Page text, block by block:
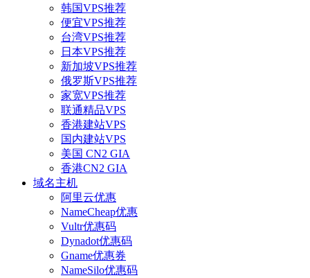
韩国VPS推荐
便宜VPS推荐
台湾VPS推荐
日本VPS推荐
新加坡VPS推荐
俄罗斯VPS推荐
家宽VPS推荐
联通精品VPS
香港建站VPS
国内建站VPS
美国 CN2 GIA
香港CN2 GIA
域名主机
阿里云优惠
NameCheap优惠
Vultr优惠码
Dynadot优惠码
Gname优惠券
NameSilo优惠码